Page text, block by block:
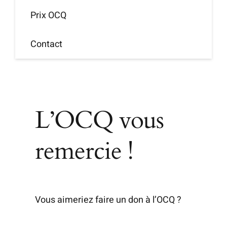
Prix OCQ
Contact
L’OCQ vous
remercie !
Vous aime­riez faire un don à l’OCQ ?